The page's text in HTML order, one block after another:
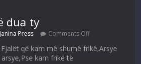
dua ty
Janina Press Comments Off
që kam më shumë frikë,Arsye
kam frikë të